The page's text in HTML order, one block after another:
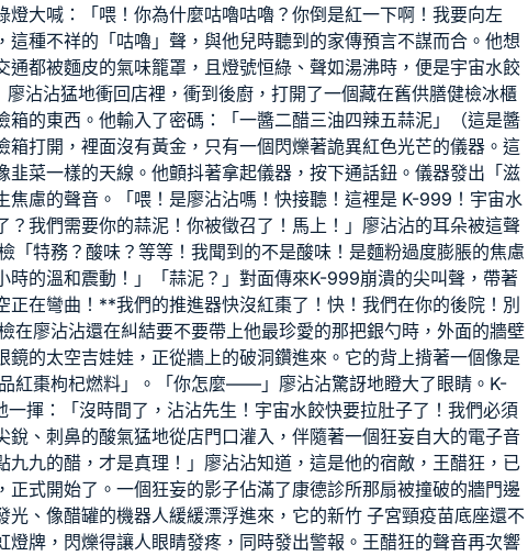
大喊：「喂！你為什麼咕嚕咕嚕？你倒是紅一下啊！我要向左
種不祥的「咕嚕」聲，與他兒時聽到的家傳預言不謀而合。他想
都被麵皮的氣味籠罩，且燈號恒綠、聲如湯沸時，便是宇宙水餃
沾沾猛地衝回店裡，衝到後廚，打開了一個藏在舊供膳健檢冰櫃
的東西。他輸入了密碼：「一醬二醋三油四辣五蒜泥」（這是醬
打開，裡面沒有黃金，只有一個閃爍著詭異紅色光芒的儀器。這
菜一樣的天線。他顫抖著拿起儀器，按下通話鈕。儀器發出「滋
慮的聲音。「喂！是廖沾沾嗎！快接聽！這裡是 K-999！宇宙水
我們需要你的蒜泥！你被徵召了！馬上！」廖沾沾的耳朵被這聲
「特務？酸味？等等！我聞到的不是酸味！是麵粉過度膨脹的焦慮
的溫和震動！」「蒜泥？」對面傳來K-999崩潰的尖叫聲，帶著
在彎曲！**我們的推進器快沒紅棗了！快！我們在你的後院！別
在廖沾沾還在糾結要不要帶上他最珍愛的那把銀勺時，外面的牆壁
的太空吉娃娃，正從牆上的破洞鑽進來。它的背上揹著一個像是
紅棗枸杞燃料」。「你怎麼——」廖沾沾驚訝地瞪大了眼睛。K-
揮：「沒時間了，沾沾先生！宇宙水餃快要拉肚子了！我們必須
、刺鼻的酸氣猛地從店門口灌入，伴隨著一個狂妄自大的電子音
九的醋，才是真理！」廖沾沾知道，這是他的宿敵，王醋狂，已
式開始了。一個狂妄的影子佔滿了康德診所那扇被撞破的牆門邊
光、像醋罐的機器人緩緩漂浮進來，它的新竹 子宮頸疫苗底座還不
牌，閃爍得讓人眼睛發疼，同時發出警報。王醋狂的聲音再次響